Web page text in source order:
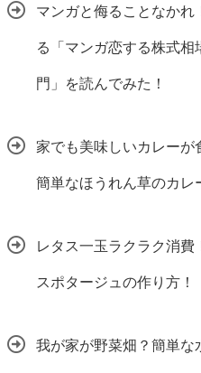
マンガと侮ることなか
る「マンガ恋する株式相
門」を読んでみた！
家でも美味しいカレーが
簡単なほうれん草のカレ
レタス一玉ラクラク消
スポタージュの作り方！
我が家が野菜畑？簡単な